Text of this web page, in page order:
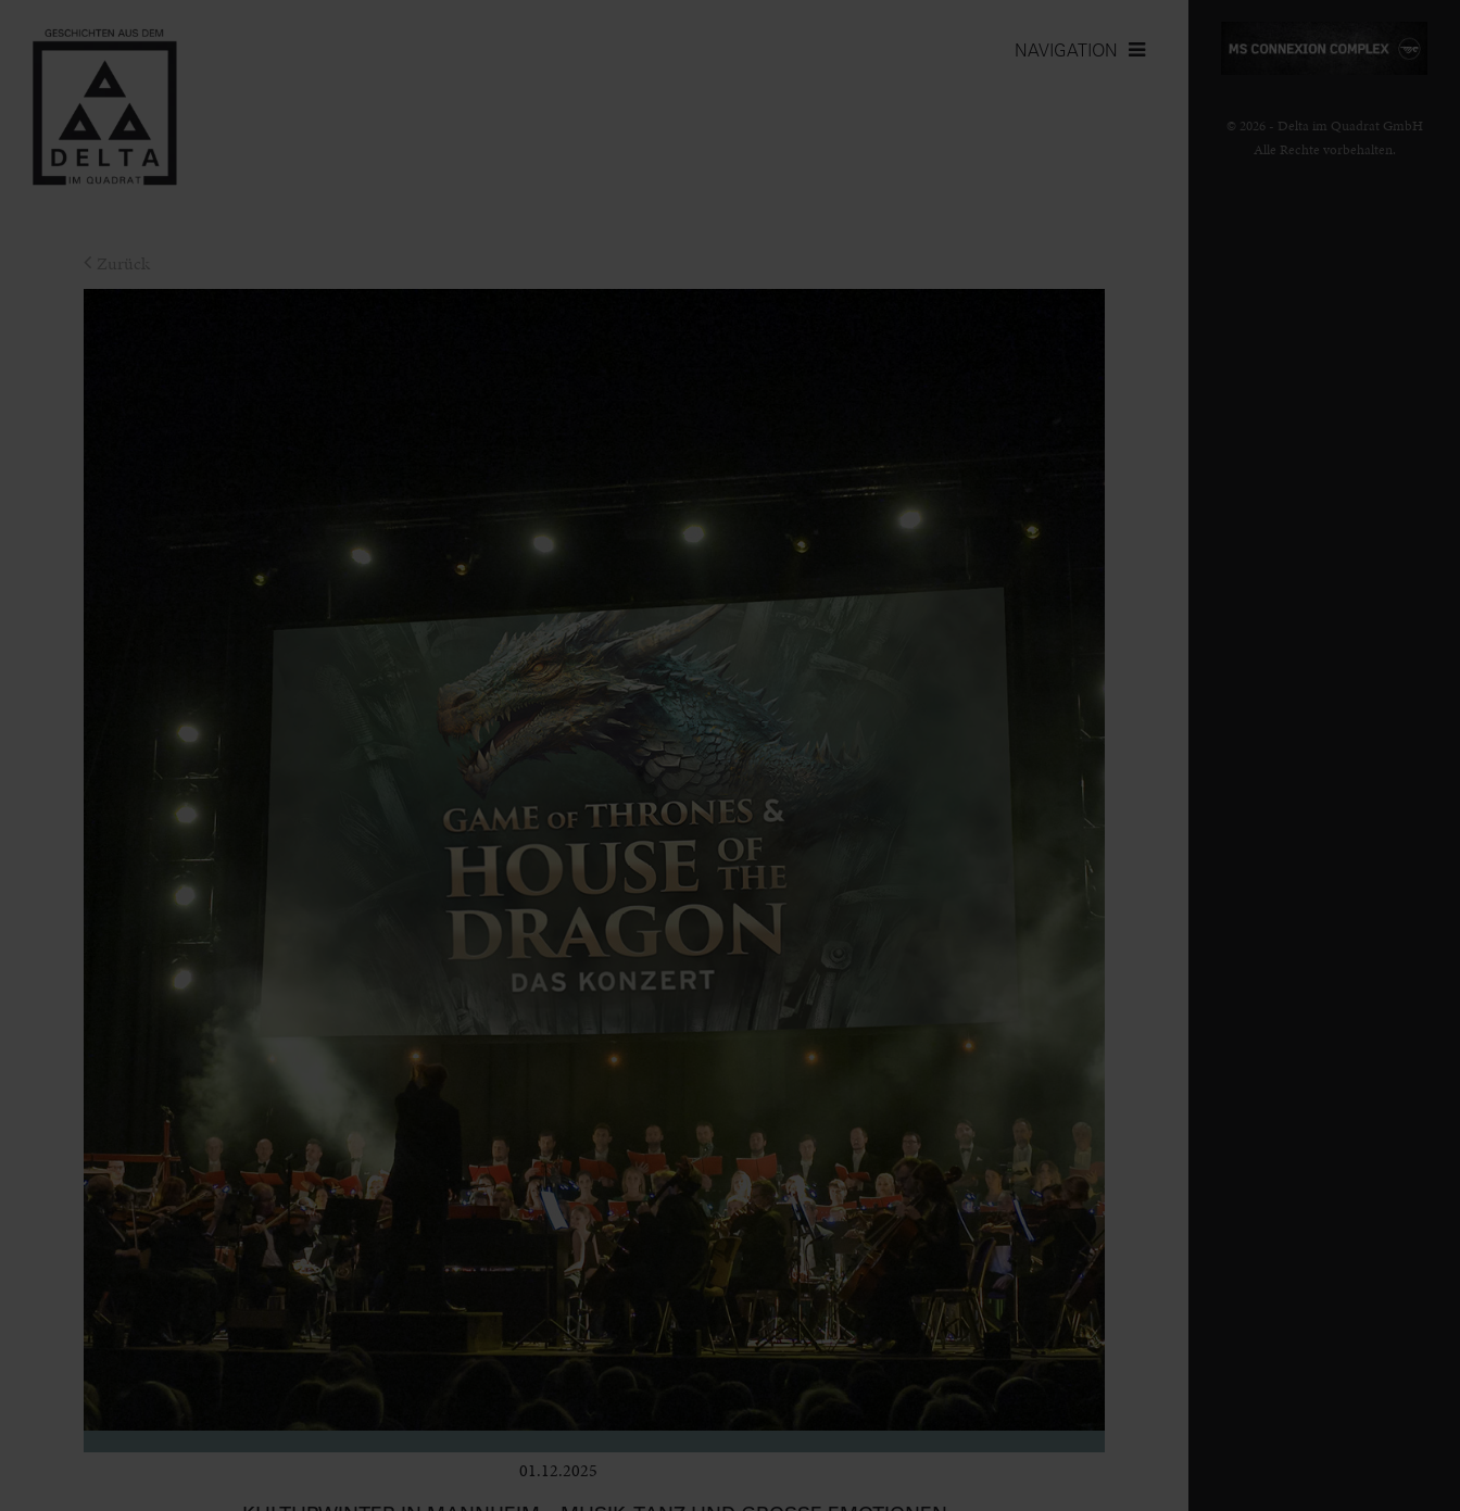
NAVIGATION
01.12.2025
© 2026 - Delta im Quadrat GmbH
Alle Rechte vorbehalten.